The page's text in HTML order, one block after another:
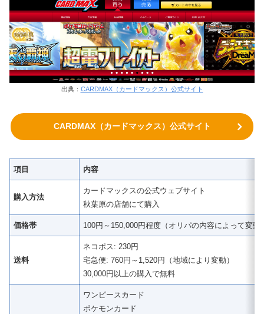
出典： CARDMAX（カードマックス）公式サイト
CARDMAX（カードマックス）公式サイト
項目 内容
購入方法
カードマックスの公式ウェブサイト
秋葉原の店舗にて購入
価格帯 100円～150,000円程度（オリパの内容によって変動
送料
ネコポス: 230円
宅急便: 760円～1,520円（地域により変動）
30,000円以上の購入で無料
ワンピースカード
ポケモンカード